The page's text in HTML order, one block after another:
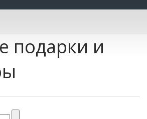
подарки и